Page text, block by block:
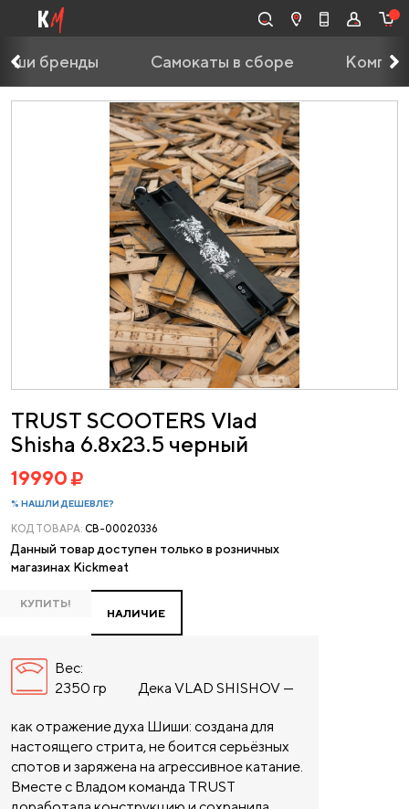
бренды Самокаты в сборе
TRUST SCOOTERS Vlad
Shisha 6.8x23.5 черный
19990
% НАШЛИ ДЕШЕВЛЕ?
КОД ТОВАРА: CB-00020336
Данный товар доступен только в розничных
магазинах Kickmeat
КУПИТЬ!
НАЛИЧИЕ
Вес:
2350 гр
Дека VLAD SHISHOV —
как отражение духа Шиши: создана для
настоящего стрита, не боится серьёзных
спотов и заряжена на агрессивное катание.
Вместе с Владом команда TRUST